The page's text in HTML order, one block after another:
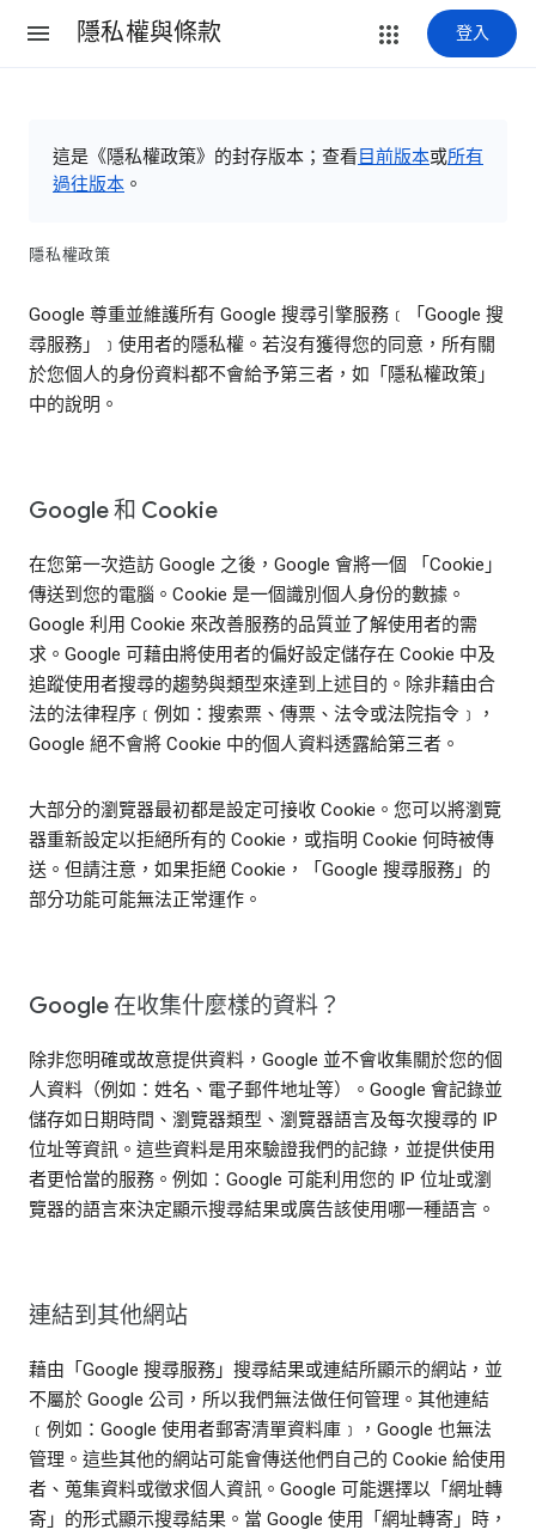
隱私權與條款 登入
這是《隱私權政策》的封存版本；查看 目前版本或所有
過往版本 。
隱私權政策
Google 尊重並維護所有 Google 搜尋引擎服務﹝「Google 搜
尋服務」﹞使用者的隱私權。若沒有獲得您的同意，所有關
於您個人的身份資料都不會給予第三者，如「隱私權政策」
中的說明。
Google 和 Cookie
在您第一次造訪 Google 之後，Google 會將一個 「Cookie」
傳送到您的電腦。Cookie 是一個識別個人身份的數據。
Google 利用 Cookie 來改善服務的品質並了解使用者的需
求。Google 可藉由將使用者的偏好設定儲存在 Cookie 中及
追蹤使用者搜尋的趨勢與類型來達到上述目的。除非藉由合
法的法律程序﹝例如：搜索票、傳票、法令或法院指令﹞，
Google 絕不會將 Cookie 中的個人資料透露給第三者。
大部分的瀏覽器最初都是設定可接收 Cookie。您可以將瀏覽
器重新設定以拒絕所有的 Cookie，或指明 Cookie 何時被傳
送。但請注意，如果拒絕 Cookie，「Google 搜尋服務」的
部分功能可能無法正常運作。
Google 在收集什麼樣的資料？
除非您明確或故意提供資料，Google 並不會收集關於您的個
人資料（例如：姓名、電子郵件地址等）。Google 會記錄並
儲存如日期時間、瀏覽器類型、瀏覽器語言及每次搜尋的 IP
位址等資訊。這些資料是用來驗證我們的記錄，並提供使用
者更恰當的服務。例如：Google 可能利用您的 IP 位址或瀏
覽器的語言來決定顯示搜尋結果或廣告該使用哪一種語言。
連結到其他網站
藉由「Google 搜尋服務」搜尋結果或連結所顯示的網站，並
不屬於 Google 公司，所以我們無法做任何管理。其他連結
﹝例如：Google 使用者郵寄清單資料庫﹞，Google 也無法
管理。這些其他的網站可能會傳送他們自己的 Cookie 給使用
者、蒐集資料或徵求個人資訊。Google 可能選擇以「網址轉
寄」的形式顯示搜尋結果。當 Google 使用「網址轉寄」時，